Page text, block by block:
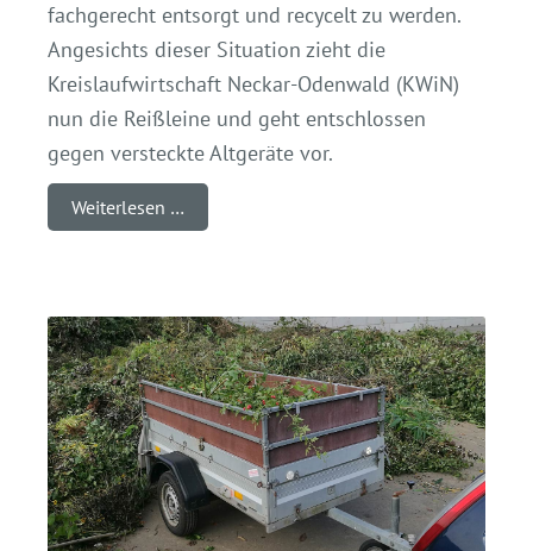
fachgerecht entsorgt und recycelt zu werden.
Angesichts dieser Situation zieht die
Kreislaufwirtschaft Neckar-Odenwald (KWiN)
nun die Reißleine und geht entschlossen
gegen versteckte Altgeräte vor.
Weiterlesen …